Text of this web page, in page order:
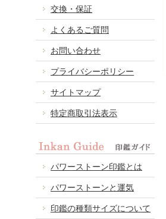
交換・保証
よくあるご質問
お問い合わせ
プライバシーポリシー
サイトマップ
特定商取引法表示
パワーストーン印鑑とは
パワーストーンと運気
印鑑の種類サイズについて